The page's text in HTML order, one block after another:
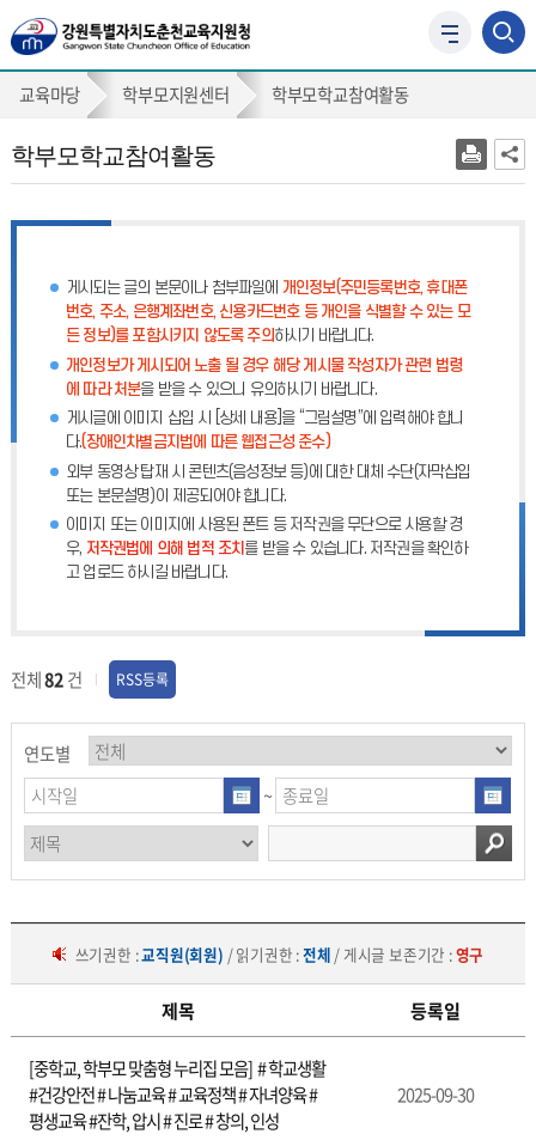
사
가
학
모
교육마당 학부모지원센터 학부모학교참여활동
학부모학교참여활동
게시되는 글의 본문이나 첨부파일에 개인정보(주민등록번호, 휴대폰
번호, 주소, 은행계좌번호, 신용카드번호 등 개인을 식별할 수 있는 모
든 정보)를 포함시키지 않도록 주의하시기 바랍니다.
개인정보가 게시되어 노출 될 경우 해당 게시물 작성자가 관련 법령
에 따라 처분을 받을 수 있으니 유의하시기 바랍니다.
게시글에 이미지 삽입 시 [상세 내용]을 “그림설명”에 입력해야 합니
다.(장애인차별금지법에 따른 웹접근성 준수)
외부 동영상 탑재 시 콘텐츠(음성정보 등)에 대한 대체 수단(자막삽입
또는 본문설명)이 제공되어야 합니다.
이미지 또는 이미지에 사용된 폰트 등 저작권을 무단으로 사용할 경
우, 저작권법에 의해 법적 조치 를 받을 수 있습니다. 저작권을 확인하
고 업로드 하시길 바랍니다.
전체82건 RSS등록
연도별
~
쓰기권한 :교직원(회원) / 읽기권한 :전체 / 게시글 보존기간 :영구
제목 등록일
[중학교, 학부모 맞춤형 누리집 모음] # 학교생활
#건강안전 # 나눔교육 # 교육정책 # 자녀양육 #
평생교육 #잔학, 압시 # 진로 # 창의, 인성
2025-09-30